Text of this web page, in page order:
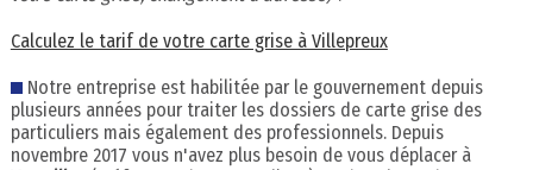
Calculez le tarif de votre carte grise à Villepreux
Notre entreprise est habilitée par le gouvernement depuis
plusieurs années pour traiter les dossiers de carte grise des
particuliers mais également des professionnels. Depuis
novembre 2017 vous n'avez plus besoin de vous déplacer à